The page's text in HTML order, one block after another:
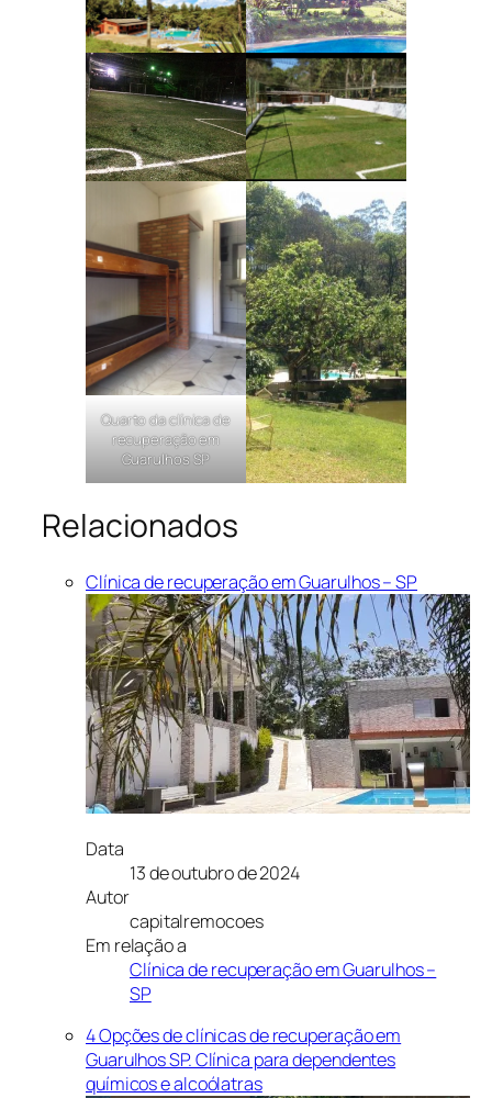
Quarto da clínica de
recuperação em
Guarulhos SP
Relacionados
Clínica de recuperação em Guarulhos – SP
Data
13 de outubro de 2024
Autor
capitalremocoes
Em relação a
Clínica de recuperação em Guarulhos –
SP
4 Opções de clínicas de recuperação em
Guarulhos SP. Clínica para dependentes
químicos e alcoólatras